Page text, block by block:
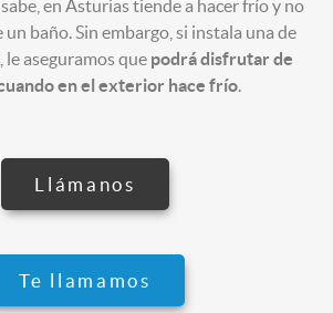
en Asturias tiende a hacer frío y no
un baño. Sin embargo, si instala una de
aseguramos que podrá disfrutar de
en el exterior hace frío.
Llámanos
Te llamamos